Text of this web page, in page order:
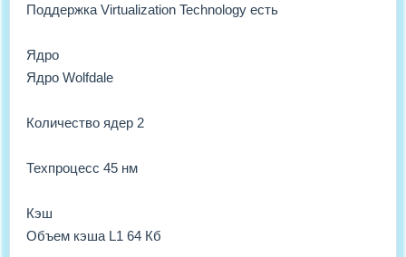
Поддержка Virtualization Technology есть
Ядро
Ядро Wolfdale
Количество ядер 2
Техпроцесс 45 нм
Кэш
Объем кэша L1 64 Кб